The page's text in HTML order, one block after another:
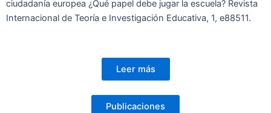
ciudadanía europea ¿Qué papel debe jugar la escuela? Revista
Internacional de Teoría e Investigación Educativa, 1, e88511.
Leer más
Publicaciones